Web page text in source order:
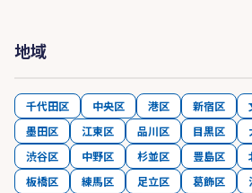
地域
千代田区 中央区 港区 新宿区
墨田区
江東区 品川区 目黒区
渋谷区
中野区 杉並区 豊島区
板橋区
練馬区 足立区 葛飾区